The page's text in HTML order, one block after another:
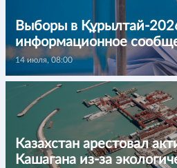
Выборы в Құрылтай-
информационное
14 июля, 08:00
Казахстан арестовал
Кашагана из-за